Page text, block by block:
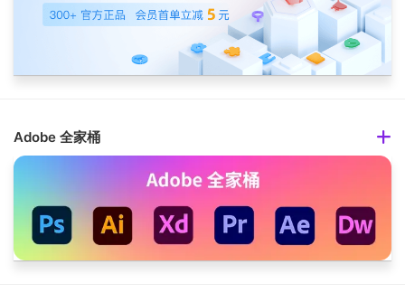
Adobe 全家桶